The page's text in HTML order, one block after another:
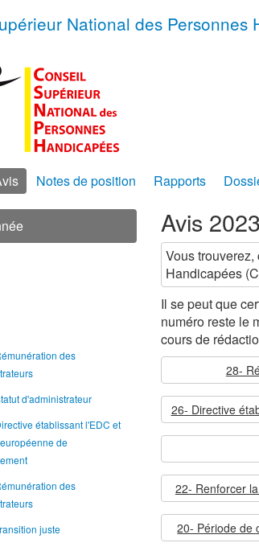
National des Personnes
Notes de position Rapports
des
d'administrateur
établissant l'EDC et
de
des
juste
Avis 2023
Vous
Handicapées
Il se peut que
numéro reste le
cours de
28-
22- Renforcer
20- Période de